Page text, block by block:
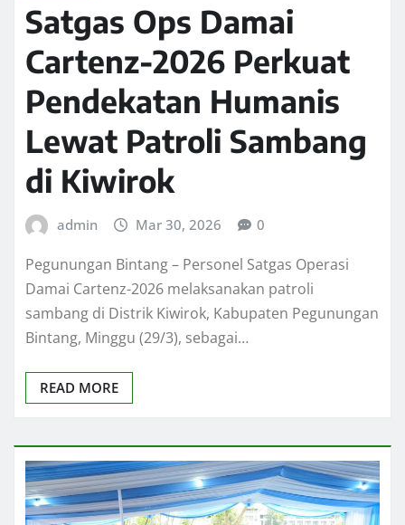
Satgas Ops Damai
Cartenz-2026 Perkuat
Pendekatan Humanis
Lewat Patroli Sambang
di Kiwirok
admin Mar 30, 2026 0
Pegunungan Bintang – Personel Satgas Operasi
Damai Cartenz-2026 melaksanakan patroli
sambang di Distrik Kiwirok, Kabupaten Pegunungan
Bintang, Minggu (29/3), sebagai…
READ MORE